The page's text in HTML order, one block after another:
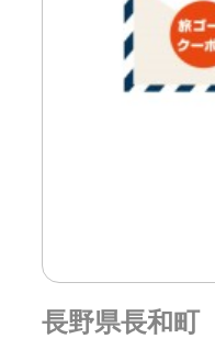
長野県長和町